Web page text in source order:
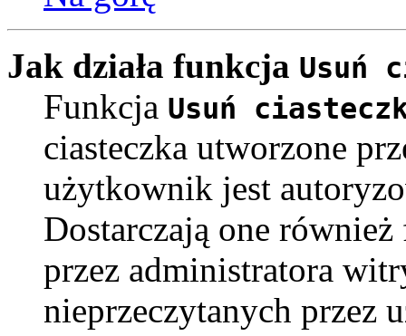
Jak działa funkcja Usuń
Funkcja Usuń
ciasteczka utworzone
użytkownik jest
Dostarczają one również
przez administratora
nieprzeczytanych przez